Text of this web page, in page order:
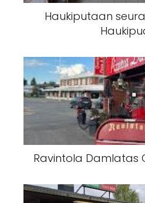
Haukiputaan
Ravintola Damlatas